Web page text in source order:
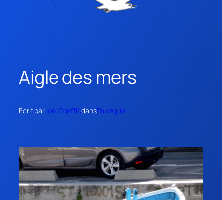
Aigle des mers
Écrit parJoel CoefficdansPalangrier